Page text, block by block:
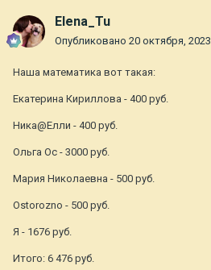
Elena_Tu
Опубликовано 20 октября, 2023
Наша математика вот такая:
Екатерина Кириллова - 400 руб.
Ника@Елли - 400 руб.
Ольга Ос - 3000 руб.
Мария Николаевна - 500 руб.
Ostorozno - 500 руб.
Я - 1676 руб.
Итого: 6 476 руб.